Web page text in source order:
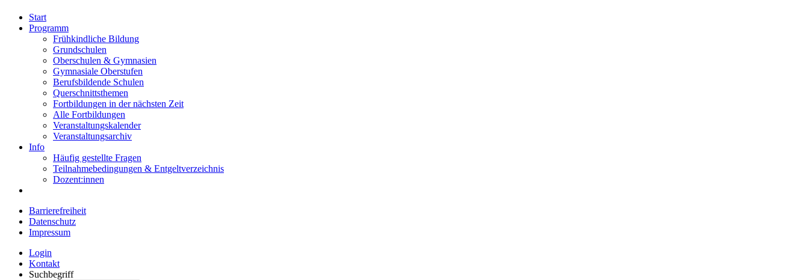
Start
Programm
Frühkindliche Bildung
Grundschulen
Oberschulen & Gymnasien
Gymnasiale Oberstufen
Berufsbildende Schulen
Querschnittsthemen
Fortbildungen in der nächsten Zeit
Alle Fortbildungen
Veranstaltungskalender
Veranstaltungsarchiv
Info
Häufig gestellte Fragen
Teilnahmebedingungen & Entgeltverzeichnis
Dozent:innen
Barrierefreiheit
Datenschutz
Impressum
Login
Kontakt
Suchbegriff